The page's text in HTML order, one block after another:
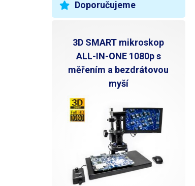
Doporučujeme
3D SMART mikroskop
ALL-IN-ONE 1080p s
měřením a bezdrátovou
myší